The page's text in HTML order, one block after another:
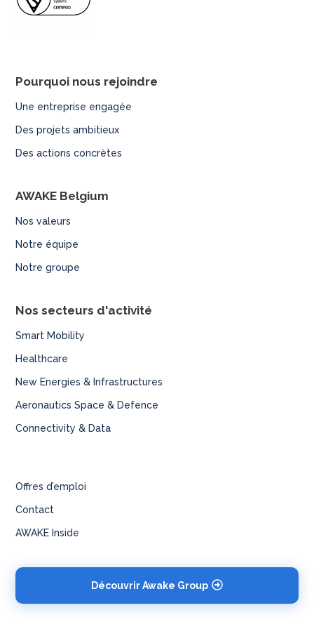
e
s
Pourquoi nous rejoindre
Une entreprise engagée
Des projets ambitieux
Des actions concrètes
AWAKE Belgium
Nos valeurs
Notre équipe
Notre groupe
Nos secteurs d'activité
Smart Mobility
Healthcare
New Energies & Infrastructures
Aeronautics Space & Defence
Connectivity & Data
Offres d’emploi
Contact
AWAKE Inside
Découvrir Awake Group